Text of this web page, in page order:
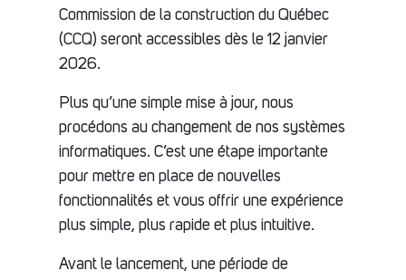
Commission de la construction du Québec
(CCQ) seront accessibles dès le 12 janvier
2026.
Plus qu’une simple mise à jour, nous
procédons au changement de nos systèmes
informatiques. C’est une étape importante
pour mettre en place de nouvelles
fonctionnalités et vous offrir une expérience
plus simple, plus rapide et plus intuitive.
Avant le lancement, une période de